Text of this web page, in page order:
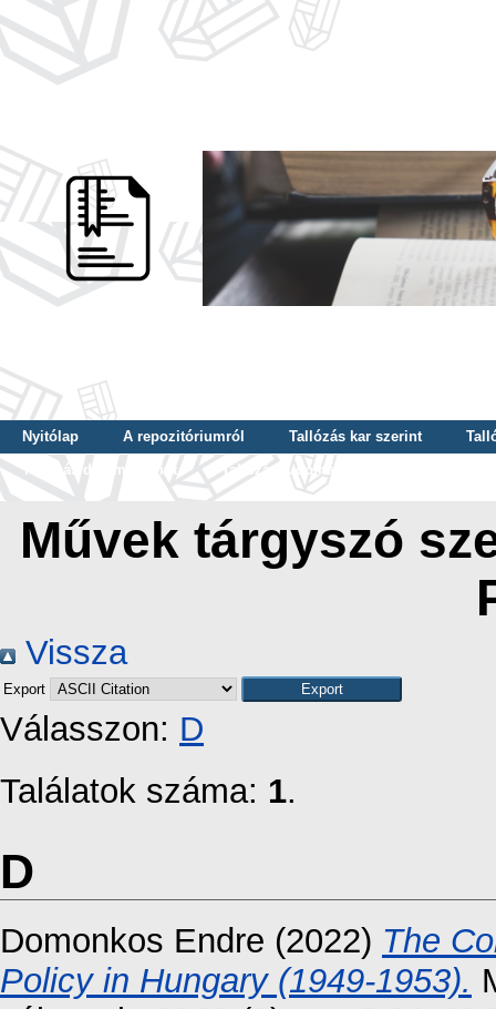
Nyitólap A repozitóriumról Tallózás kar szerint
Tallózás dátum szerint
Tallózás tudományterület szerint
Művek tárgyszó
Vissza
Export
Válasszon: D
Találatok száma: 1.
D
Domonkos Endre (2022) The
Policy in Hungary (1949-1953).